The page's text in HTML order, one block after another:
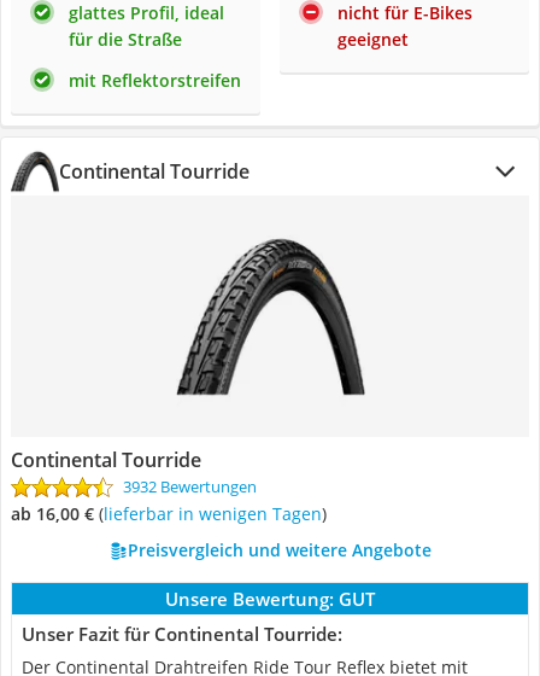
glattes Profil, ideal
für die Straße
mit Reflektorstreifen
nicht für E-Bikes
geeignet
Continental Tourride
Continental Tourride
3932 Bewertungen
ab 16,00 € ( Lieferbar in wenigen Tagen)
Preisvergleich und weitere Angebote
Unsere Bewertung: GUT
Unser Fazit für Continental Tourride:
Der Continental Drahtreifen Ride Tour Reflex bietet mit